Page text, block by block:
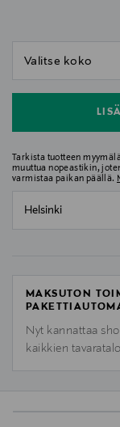
Tarkista tuotteen
muuttua nopeastikin,
varmistaa paikan päällä.
Helsinki
MAKSUTON
Nyt kannattaa
kaikkien